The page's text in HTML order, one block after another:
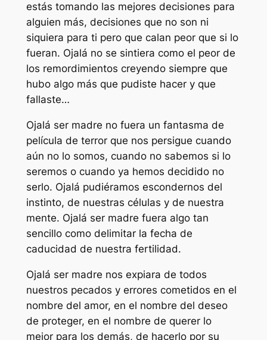
estás tomando las mejores decisiones para
alguien más, decisiones que no son ni
siquiera para ti pero que calan peor que si lo
fueran. Ojalá no se sintiera como el peor de
los remordimientos creyendo siempre que
hubo algo más que pudiste hacer y que
fallaste…
Ojalá ser madre no fuera un fantasma de
película de terror que nos persigue cuando
aún no lo somos, cuando no sabemos si lo
seremos o cuando ya hemos decidido no
serlo. Ojalá pudiéramos escondernos del
instinto, de nuestras células y de nuestra
mente. Ojalá ser madre fuera algo tan
sencillo como delimitar la fecha de
caducidad de nuestra fertilidad.
Ojalá ser madre nos expiara de todos
nuestros pecados y errores cometidos en el
nombre del amor, en el nombre del deseo
de proteger, en el nombre de querer lo
mejor para los demás, de hacerlo por su